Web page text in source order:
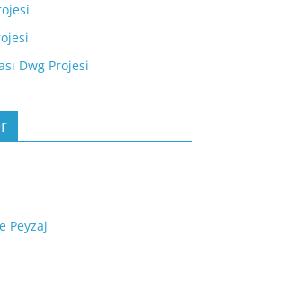
Dwg Projesi
Peyzaj